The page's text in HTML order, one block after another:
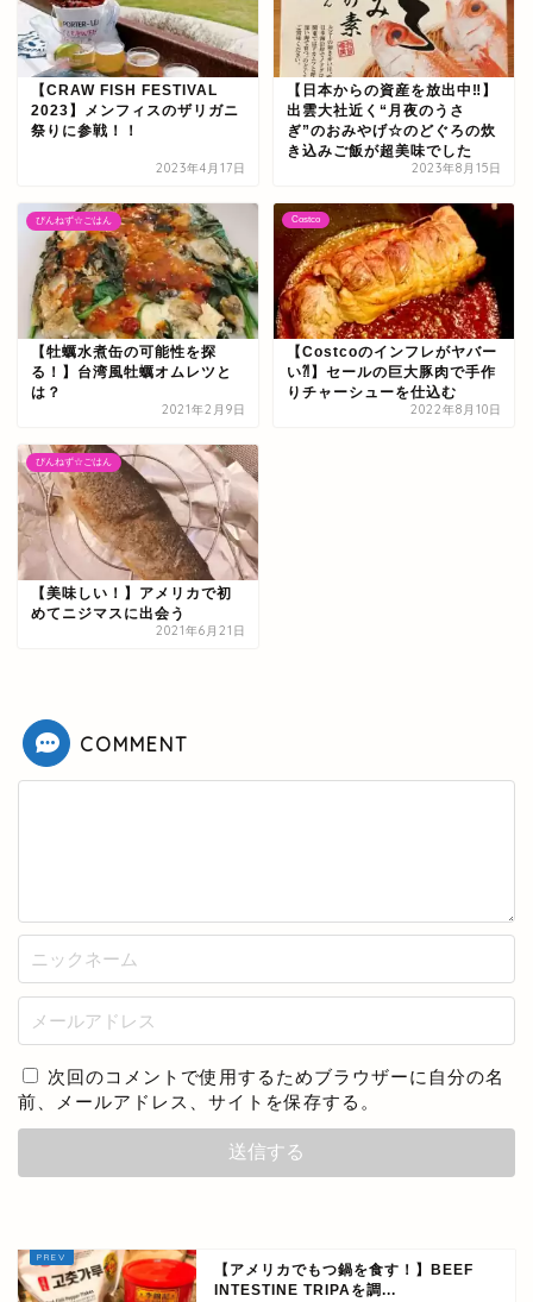
【CRAW FISH FESTIVAL
2023】メンフィスのザリガニ
祭りに参戦！！
2023年4月17日
【日本からの資産を放出中‼】
出雲大社近く“月夜のうさ
ぎ”のおみやげ☆のどぐろの炊
き込みご飯が超美味でした
2023年8月15日
ぴんねず☆ごはん
【牡蠣水煮缶の可能性を探
る！】台湾風牡蠣オムレツと
は？
2021年2月9日
Costco
【Costcoのインフレがヤバー
い⁈】セールの巨大豚肉で手作
りチャーシューを仕込む
2022年8月10日
ぴんねず☆ごはん
【美味しい！】アメリカで初
めてニジマスに出会う
2021年6月21日
COMMENT
次回のコメントで使用するためブラウザーに自分の名
前、メールアドレス、サイトを保存する。
【アメリカでもつ鍋を食す！】BEEF
INTESTINE TRIPAを調...